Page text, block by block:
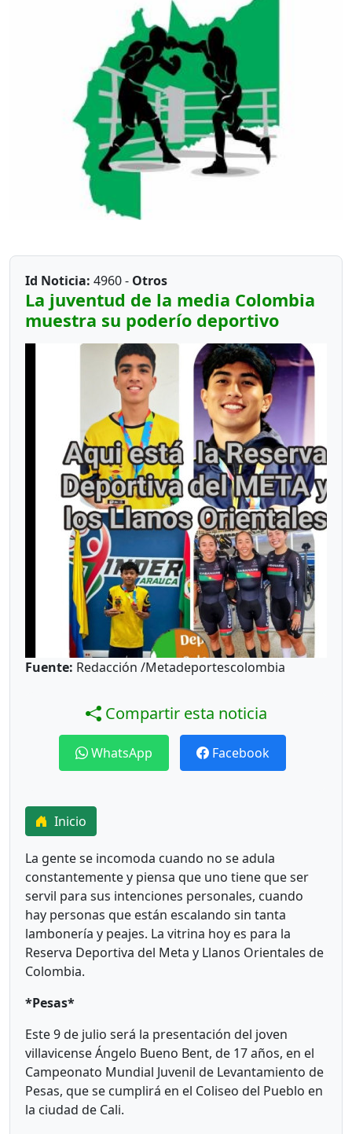
Id Noticia: 4960 - Otros
La juventud de la media Colombia
muestra su poderío deportivo
Fuente: Redacción /Metadeportescolombia
Compartir esta noticia
WhatsApp Facebook
Inicio
La gente se incomoda cuando no se adula
constantemente y piensa que uno tiene que ser
servil para sus intenciones personales, cuando
hay personas que están escalando sin tanta
lambonería y peajes. La vitrina hoy es para la
Reserva Deportiva del Meta y Llanos Orientales de
Colombia.
*Pesas*
Este 9 de julio será la presentación del joven
villavicense Ángelo Bueno Bent, de 17 años, en el
Campeonato Mundial Juvenil de Levantamiento de
Pesas, que se cumplirá en el Coliseo del Pueblo en
la ciudad de Cali.